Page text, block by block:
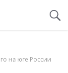
на юге России